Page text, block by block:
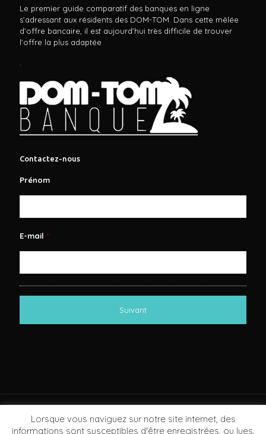
Le premier guide comparatif des banques en ligne
s’adressant aux résidents des DOM-TOM. Dans cette mêlée
d’offre bancaire, il est aujourd’hui très difficile de trouver
l’offre la plus adaptée
Contactez-nous
Prénom
E-mail *
Lorsque vous naviguez sur notre site internet, des
informations sont susceptibles d'être enregistrées, ou lues,